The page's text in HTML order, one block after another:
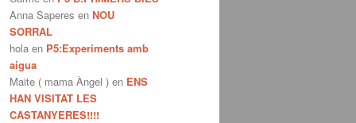
Anna Saperes en NOU
SORRAL
hola en P5:Experiments amb
aigua
Maite ( mama Àngel ) en ENS
HAN VISITAT LES
CASTANYERES!!!!